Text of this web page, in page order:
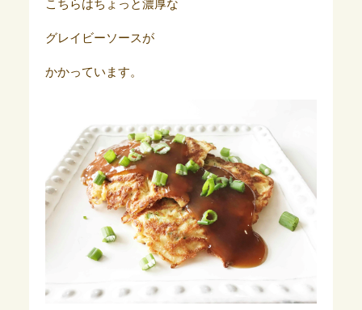
こちらはちょっと濃厚な
グレイビーソースが
かかっています。